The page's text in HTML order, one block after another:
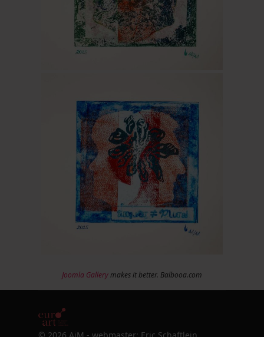
Joomla Gallerymakes it better. Balbooa.com